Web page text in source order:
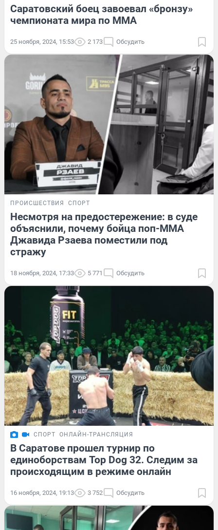
Саратовский боец завоевал «бронзу»
чемпионата мира по ММА
25 ноября, 2024, 15:53 2 173 Обсудить
ПРОИСШЕСТВИЯ СПОРТ
Несмотря на предостережение: в суде
объяснили, почему бойца поп-ММА
Джавида Рзаева поместили под
стражу
18 ноября, 2024, 17:33 5 771 Обсудить
СПОРТ ОНЛАЙН-ТРАНСЛЯЦИЯ
В Саратове прошел турнир по
единоборствам Top Dog 32. Следим за
происходящим в режиме онлайн
16 ноября, 2024, 19:13 3 752 Обсудить